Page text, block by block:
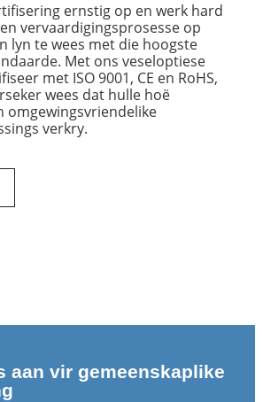
ernstig op en werk hard
vervaardigingsprosesse op
lyn te wees met die hoogste
Met ons veseloptiese
met ISO 9001, CE en RoHS,
wees dat hulle hoë
omgewingsvriendelike
verkry.
aan vir gemeenskaplike